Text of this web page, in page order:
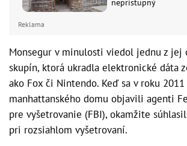
neprístupný
Reklama
Monsegur v minulosti viedol jednu z jej
skupín, ktorá ukradla elektronické dáta
ako Fox či Nintendo. Keď sa v roku
manhattanského domu objavili agenti
pre vyšetrovanie (FBI), okamžite
pri rozsiahlom vyšetrovaní.